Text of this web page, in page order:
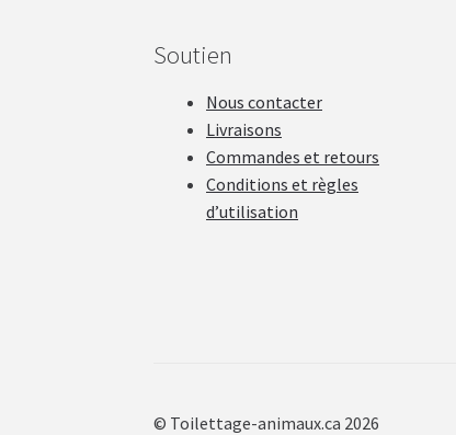
Soutien
Nous contacter
Livraisons
Commandes et retours
Conditions et règles
d’utilisation
© Toilettage-animaux.ca 2026